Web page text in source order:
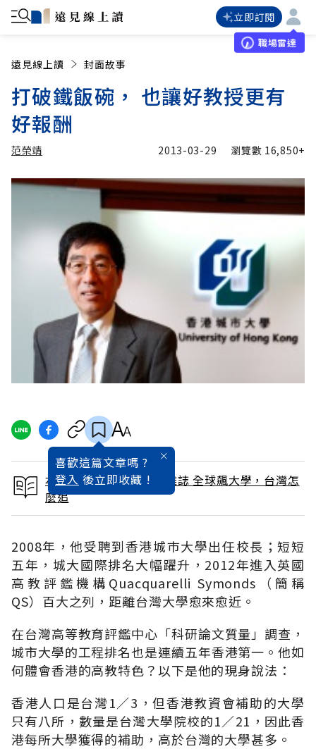
立即訂閱
職場雷達
遠見線上讀 封面故事
打破鐵飯碗， 也讓好教授更有
好報酬
范榮靖
范榮靖 加入追蹤
2013-03-29 瀏覽數 16,850+
喜歡這篇文章嗎 ?
登入 後立即收藏 !
本文出自 2013 / 4月號雜誌 全球飆大學，台灣怎
麼追
2008年，他受聘到香港城巿大學出任校長；短短
五年，城大國際排名大幅躍升，2012年進入英國
高教評鑑機構Quacquarelli Symonds（簡稱
QS）百大之列，距離台灣大學愈來愈近。
在台灣高等教育評鑑中心「科研論文質量」調查，
城市大學的工程排名也是連續五年香港第一。他如
何體會香港的高教特色？以下是他的現身說法：
香港人口是台灣1／3，但香港教資會補助的大學
只有八所，數量是台灣大學院校的1／21，因此香
港每所大學獲得的補助，高於台灣的大學甚多。